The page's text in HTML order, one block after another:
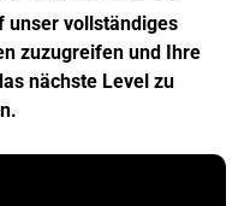
unser vollständiges
zuzugreifen und Ihre
nächste Level zu